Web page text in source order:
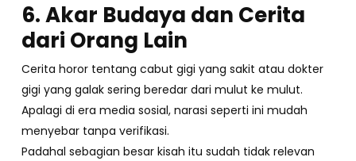
6. Akar Budaya dan Cerita
dari Orang Lain
Cerita horor tentang cabut gigi yang sakit atau dokter
gigi yang galak sering beredar dari mulut ke mulut.
Apalagi di era media sosial, narasi seperti ini mudah
menyebar tanpa verifikasi.
Padahal sebagian besar kisah itu sudah tidak relevan